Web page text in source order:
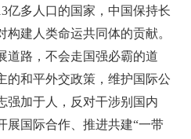
亿多人口的国家，中国保持长
建人类命运共同体的贡献。
道路，不会走国强必霸的道
的和平外交政策，维护国际公
强加于人，反对干涉别国内
展国际合作、推进共建“一带